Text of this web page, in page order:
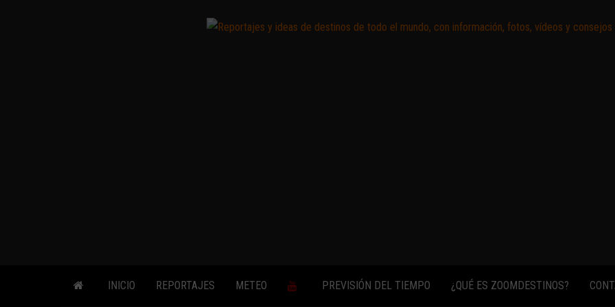
INICIO REPORTAJES METEO PREVISIÓN DEL TIEMPO ¿QUÉ ES ZOOMDESTINOS?